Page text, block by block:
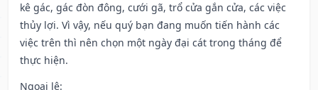
kê gác, gác đòn đông, cưới gã, trổ cửa gắn cửa, các việc
thủy lợi. Vì vậy, nếu quý bạn đang muốn tiến hành các
việc trên thì nên chọn một ngày đại cát trong tháng để
thực hiện.
Ngoại lệ: